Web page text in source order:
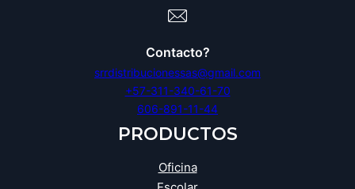
Contacto?
srrdistribucionessas@gmail.com
+57-311-340-61-70
606-891-11-44
PRODUCTOS
Oficina